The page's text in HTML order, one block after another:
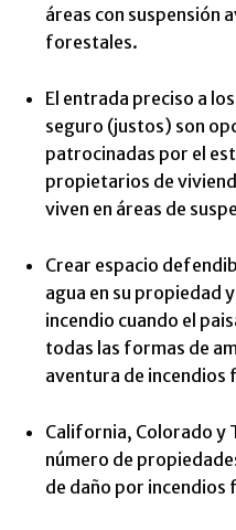
áreas con suspensión
forestales.
El entrada preciso a
seguro (justos) son
patrocinadas por el
propietarios de
viven en áreas de
Crear espacio
agua en su propiedad
incendio cuando el
todas las formas de
aventura de incendios
California, Colorado y
número de
de daño por incendios